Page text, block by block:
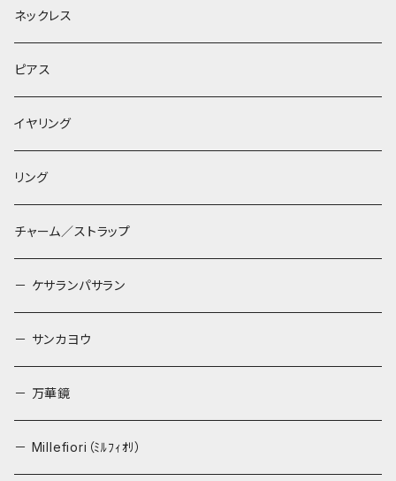
ネックレス
ピアス
イヤリング
リング
チャーム／ストラップ
－ ケサランパサラン
－ サンカヨウ
－ 万華鏡
－ Millefiori（ﾐﾙﾌｨｵﾘ）